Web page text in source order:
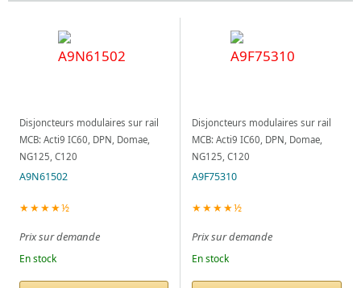
Disjoncteurs modulaires sur rail
MCB: Acti9 IC60, DPN, Domae,
NG125, C120
A9N61502
★★★★½
Prix sur demande
En stock
Disjoncteurs modulaires sur rail
MCB: Acti9 IC60, DPN, Domae,
NG125, C120
A9F75310
★★★★½
Prix sur demande
En stock